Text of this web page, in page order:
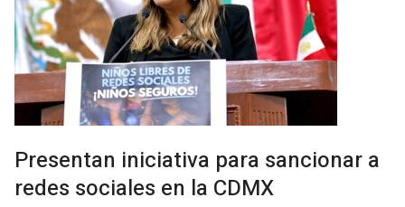
Presentan iniciativa para sancionar a
redes sociales en la CDMX